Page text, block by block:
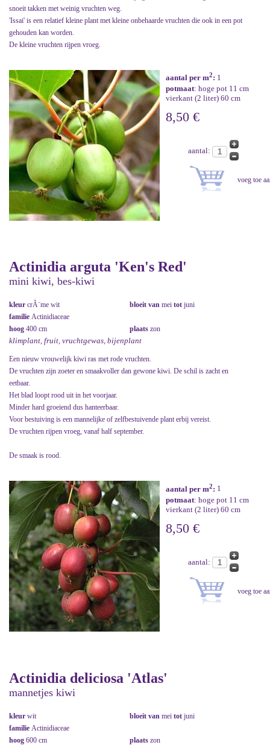
snoeit takken met weinig vruchten weg.
'Issai' is een relatief kleine plant met kleine onbehaarde vruchten die ook in een pot
gehouden kan worden.
De kleine vruchten rijpen vroeg.
aantal per m2: 1
potmaat: hoge pot 11 cm
vierkant (2 liter) 60 cm
8,50 €
aantal:
Actinidia arguta 'Ken's Red'
mini kiwi, bes-kiwi
kleur crÃ¨me wit bloeit van mei tot juni
familie Actinidiaceae
hoog 400 cm plaats zon
klimplant, fruit, vruchtgewas, bijenplant
Een nieuw vrouwelijk kiwi ras met rode vruchten.
De vruchten zijn zoeter en smaakvoller dan gewone kiwi. De schil is zacht en
eetbaar.
Het blad loopt rood uit in het voorjaar.
Minder hard groeiend dus hanteerbaar.
Voor bestuiving is een mannelijke of zelfbestuivende plant erbij vereist.
De vruchten rijpen vroeg, vanaf half september.
De smaak is rood.
aantal per m2: 1
potmaat: hoge pot 11 cm
vierkant (2 liter) 60 cm
8,50 €
aantal:
Actinidia deliciosa 'Atlas'
mannetjes kiwi
kleur wit bloeit van mei tot juni
familie Actinidiaceae
hoog 600 cm plaats zon